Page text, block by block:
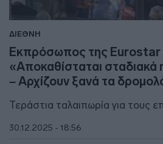
ΔΙΕΘΝΗ
Εκπρόσωπος της Eurostar
«Αποκαθίσταται σταδιακά
– Αρχίζουν ξανά τα
Τεράστια ταλαιπωρία για τους
30.12.2025 - 18:56